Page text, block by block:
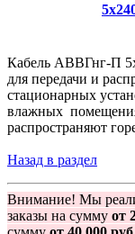
Кабель АВВГнг-П
для передачи и
стационарных
влажных
распространяют
Назад в раздел
Внимание! Мы
заказы на сумму от